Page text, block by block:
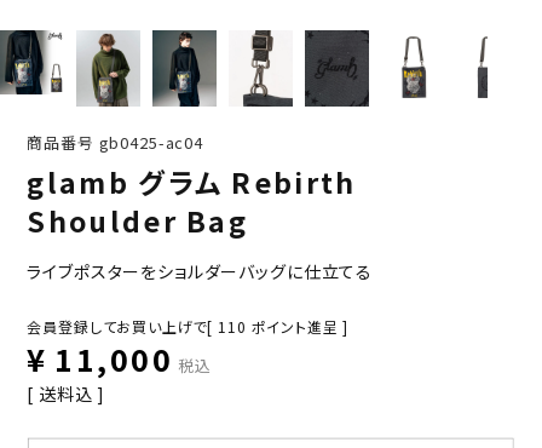
商品番号 gb0425-ac04
glamb グラム Rebirth
Shoulder Bag
ライブポスターをショルダーバッグに仕立てる
会員登録してお買い上げで[ 110 ポイント進呈 ]
¥ 11,000 税込
送料込